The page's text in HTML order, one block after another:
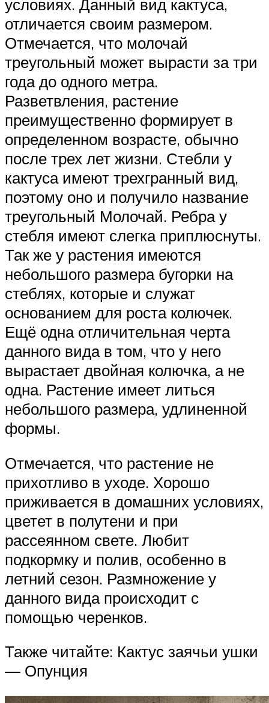
условиях. Данный вид кактуса,
отличается своим размером.
Отмечается, что молочай
треугольный может вырасти за три
года до одного метра.
Разветвления, растение
преимущественно формирует в
определенном возрасте, обычно
после трех лет жизни. Стебли у
кактуса имеют трехгранный вид,
поэтому оно и получило название
треугольный Молочай. Ребра у
стебля имеют слегка приплюснуты.
Так же у растения имеются
небольшого размера бугорки на
стеблях, которые и служат
основанием для роста колючек.
Ещё одна отличительная черта
данного вида в том, что у него
вырастает двойная колючка, а не
одна. Растение имеет литься
небольшого размера, удлиненной
формы.
Отмечается, что растение не
прихотливо в уходе. Хорошо
приживается в домашних условиях,
цветет в полутени и при
рассеянном свете. Любит
подкормку и полив, особенно в
летний сезон. Размножение у
данного вида происходит с
помощью черенков.
Также читайте: Кактус заячьи ушки
— Опунция